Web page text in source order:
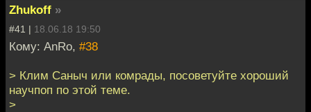
Zhukoff »
#41 | 18.06.18 19:50
Кому: AnRo, #38
> Клим Саныч или комрады, посоветуйте хороший
научпоп по этой теме.
>